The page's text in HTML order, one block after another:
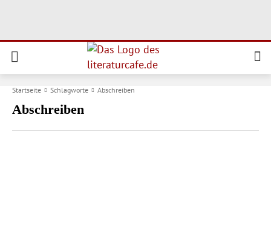
Startseite Schlagworte Abschreiben
Abschreiben